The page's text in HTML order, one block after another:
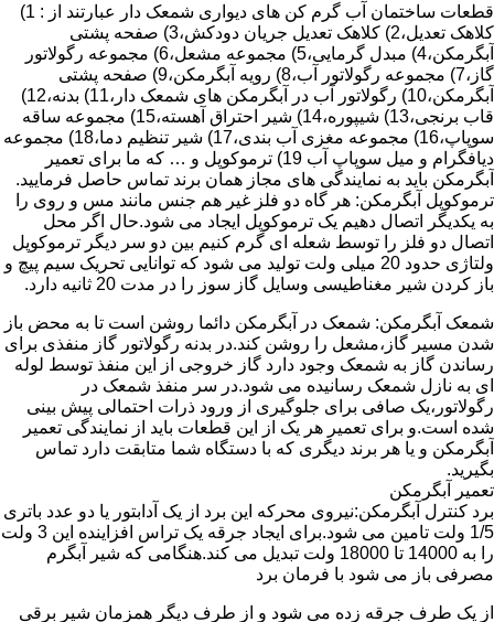
قطعات ساختمان آب گرم کن های دیواری شمعک دار عبارتند از : 1)
کلاهک تعدیل،2) کلاهک تعدیل جریان دودکش،3) صفحه پشتی
آبگرمکن،4) مبدل گرمایی،5) مجموعه مشعل،6) مجموعه رگولاتور
گاز،7) مجموعه رگولاتور آب،8) رویه آبگرمکن،9) صفحه پشتی
آبگرمکن،10) رگولاتور آب در آبگرمکن های شمعک دار،11) بدنه،12)
قاب برنجی،13) شیپوره،14) شیر احتراق آهسته،15) مجموعه ساقه
سوپاپ،16) مجموعه مغزی آب بندی،17) شیر تنظیم دما،18) مجموعه
دیافگرام و میل سوپاپ آب 19) ترموکوپل و … که ما برای تعمیر
آبگرمکن باید به نمایندگی های مجاز همان برند تماس حاصل فرمایید.
ترموکوپل آبگرمکن: هر گاه دو فلز غیر هم جنس مانند مس و روی را
به یکدیگر اتصال دهیم یک ترموکوپل ایجاد می شود.حال اگر محل
اتصال دو فلز را توسط شعله ای گرم کنیم بین دو سر دیگر ترموکوپل
ولتاژی حدود 20 میلی ولت تولید می شود که توانایی تحریک سیم پیچ و
باز کردن شیر مغناطیسی وسایل گاز سوز را در مدت 20 ثانیه دارد.
شمعک آبگرمکن: شمعک در آبگرمکن دائما روشن است تا به محض باز
شدن مسیر گاز،مشعل را روشن کند.در بدنه رگولاتور گاز منفذی برای
رساندن گاز به شمعک وجود دارد گاز خروجی از این منفذ توسط لوله
ای به نازل شمعک رسانیده می شود.در سر منفذ شمعک در
رگولاتور،یک صافی برای جلوگیری از ورود ذرات احتمالی پیش بینی
شده است.و برای تعمیر هر یک از این قطعات باید از نمایندگی تعمیر
آبگرمکن و یا هر برند دیگری که با دستگاه شما متابقت دارد تماس
بگیرید.
تعمیر آبگرمکن
برد کنترل آبگرمکن:نیروی محرکه این برد از یک آدابتور یا دو عدد باتری
1/5 ولت تامین می شود.برای ایجاد جرقه یک تراس افزاینده این 3 ولت
را به 14000 تا 18000 ولت تبدیل می کند.هنگامی که شیر آبگرم
مصرفی باز می شود با فرمان برد
از یک طرف جرقه زده می شود و از طرف دیگر همزمان شیر برقی